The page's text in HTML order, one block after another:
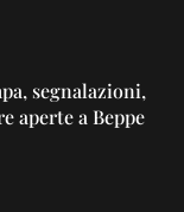
segnalazioni,
aperte a Beppe